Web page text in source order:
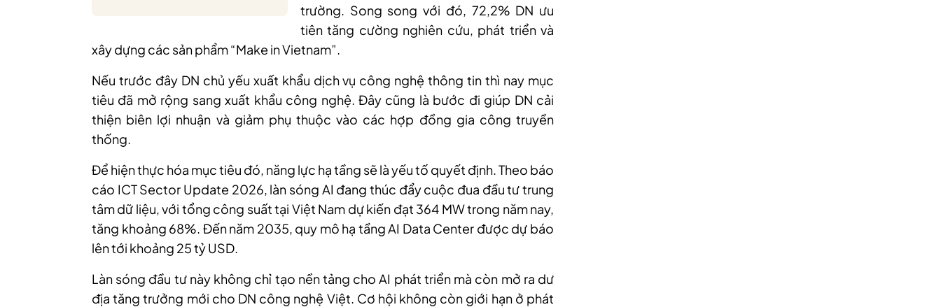
trường. Song song với đó, 72,2% DN ưu
tiên tăng cường nghiên cứu, phát triển và
xây dựng các sản phẩm “Make in Vietnam”.
Nếu trước đây DN chủ yếu xuất khẩu dịch vụ công nghệ thông tin thì nay mục
tiêu đã mở rộng sang xuất khẩu công nghệ. Đây cũng là bước đi giúp DN cải
thiện biên lợi nhuận và giảm phụ thuộc vào các hợp đồng gia công truyền
thống.
Để hiện thực hóa mục tiêu đó, năng lực hạ tầng sẽ là yếu tố quyết định. Theo báo
cáo ICT Sector Update 2026, làn sóng AI đang thúc đẩy cuộc đua đầu tư trung
tâm dữ liệu, với tổng công suất tại Việt Nam dự kiến đạt 364 MW trong năm nay,
tăng khoảng 68%. Đến năm 2035, quy mô hạ tầng AI Data Center được dự báo
lên tới khoảng 25 tỷ USD.
Làn sóng đầu tư này không chỉ tạo nền tảng cho AI phát triển mà còn mở ra dư
địa tăng trưởng mới cho DN công nghệ Việt. Cơ hội không còn giới hạn ở phát